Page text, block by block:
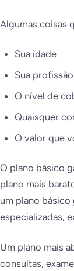
Algumas coisas
Sua idade
Sua
O nível de
Quaisquer
O valor que
O plano básico
plano mais
um plano
especializadas,
Um plano mais
consultas,